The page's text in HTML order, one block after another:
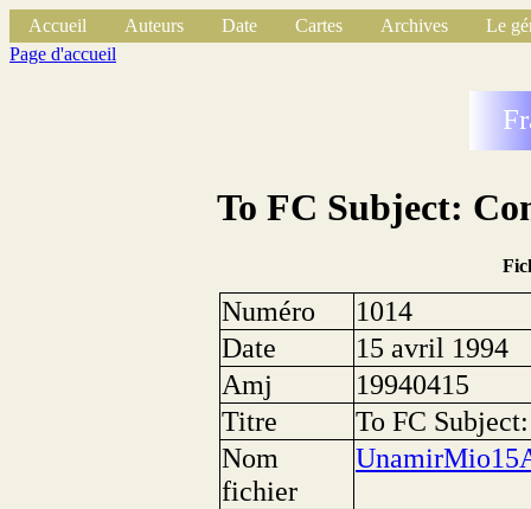
Accueil Auteurs Date Cartes Archives
Le
Page d'accueil
To FC Subject:
Numéro
1014
Date
15 avril 1994
Amj
19940415
Titre
To FC
Nom
fichier